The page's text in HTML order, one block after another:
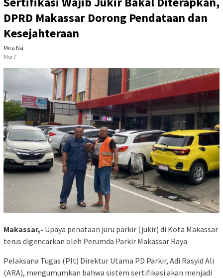
DPRD Makassar Dorong Pendataan dan
Kesejahteraan
Mira Na
Mei 7
Makassar,- Upaya penataan juru parkir (jukir) di Kota Makassar
terus digencarkan oleh Perumda Parkir Makassar Raya.
Pelaksana Tugas (Plt) Direktur Utama PD Parkir, Adi Rasyid Ali
(ARA), mengumumkan bahwa sistem sertifikasi akan menjadi